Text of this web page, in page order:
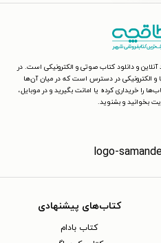
و دانلود کتاب صوتی و الکترونیکی است. در
و الکترونیکی در دسترس است که در میان آن‌ها
را خریداری کرده یا امانت بگیرید و در موبایل،
بخوانید و بشنوید.
کتاب‌های پیشنهادی
کتاب بادام